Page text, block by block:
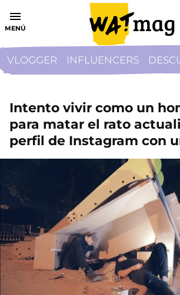
MENÚ
VLOGGER INFLUENCERS
Intento vivir como un
para matar el rato
perfil de Instagram con